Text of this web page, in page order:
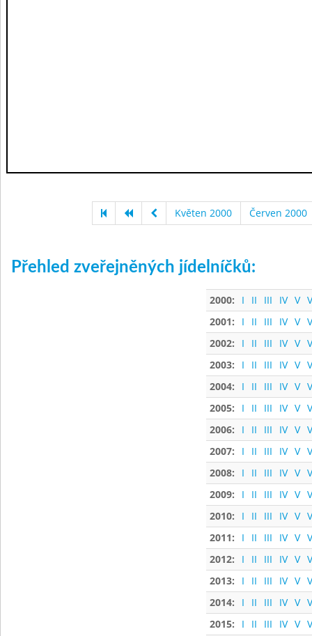
Květen 2000 Červen 2000
Přehled zveřejněných jídelníčků:
2000: I II III IV V
2001:
I II III IV V
2002:
I II III IV V
2003:
I II III IV V
2004:
I II III IV V
2005:
I II III IV V
2006:
I II III IV V
2007:
I II III IV V
2008:
I II III IV V
2009:
I II III IV V
2010:
I II III IV V
2011:
I II III IV V
2012:
I II III IV V
2013:
I II III IV V
2014:
I II III IV V
2015:
I II III IV V